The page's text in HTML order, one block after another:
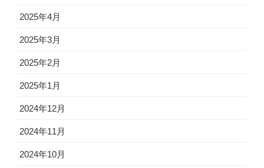
2025年4月
2025年3月
2025年2月
2025年1月
2024年12月
2024年11月
2024年10月